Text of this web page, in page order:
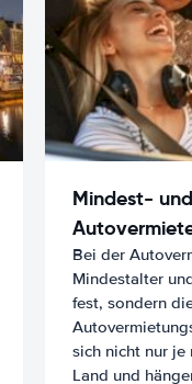
Mindest-
Bei der
Mindestalter
fest, sondern
sich nicht nur je
Land und